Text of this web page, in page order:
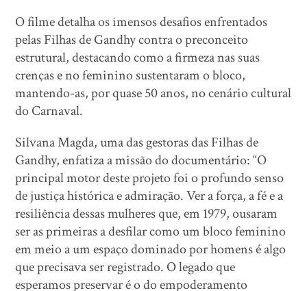
O filme detalha os imensos desafios enfrentados
pelas Filhas de Gandhy contra o preconceito
estrutural, destacando como a firmeza nas suas
crenças e no feminino sustentaram o bloco,
mantendo-as, por quase 50 anos, no cenário cultural
do Carnaval.
Silvana Magda, uma das gestoras das Filhas de
Gandhy, enfatiza a missão do documentário: “O
principal motor deste projeto foi o profundo senso
de justiça histórica e admiração. Ver a força, a fé e a
resiliência dessas mulheres que, em 1979, ousaram
ser as primeiras a desfilar como um bloco feminino
em meio a um espaço dominado por homens é algo
que precisava ser registrado. O legado que
esperamos preservar é o do empoderamento